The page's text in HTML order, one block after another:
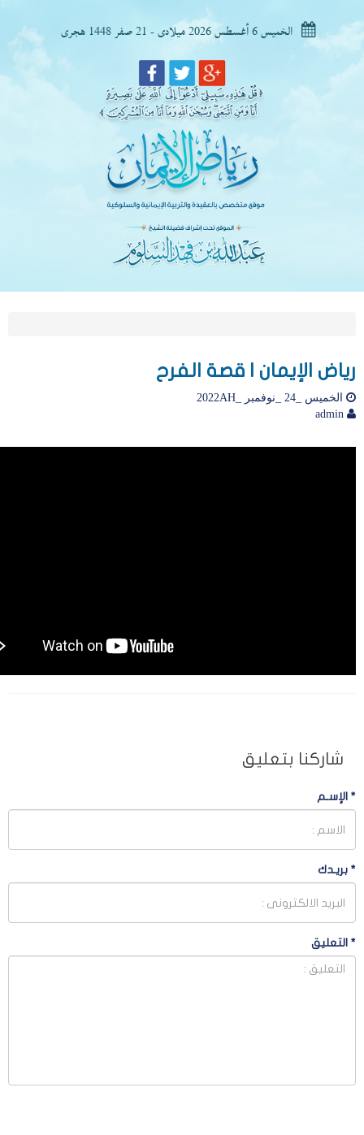
الخميس 6 أغسطس 2026 ميلادى - 21 صفر 1448 هجرى
رياض الإيمان | قصة الفرح
الخميس _24 _نوفمبر _2022AH
شاركنا بتعليق
* الإسـم
* بريـدك
* التعليق